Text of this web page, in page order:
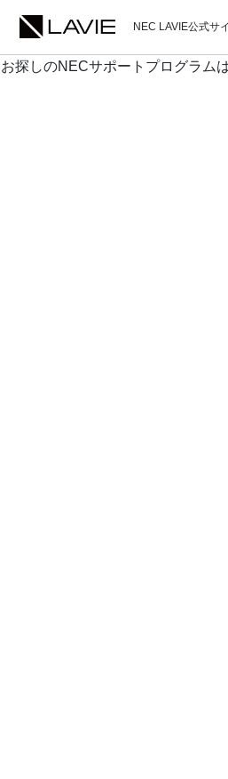
NEC LAVIE公式サ
お探しのNECサポートプログラム